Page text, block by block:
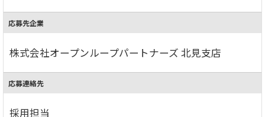
応募先企業
株式会社オープンループパートナーズ 北見支店
応募連絡先
採用担当